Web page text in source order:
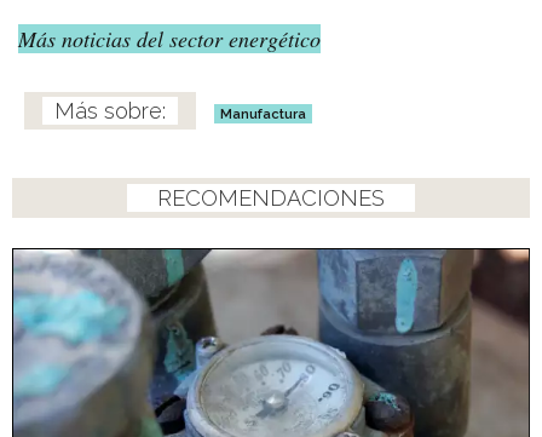
Más noticias del sector energético
Manufactura
RECOMENDACIONES